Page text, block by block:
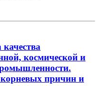
космической и
причин и